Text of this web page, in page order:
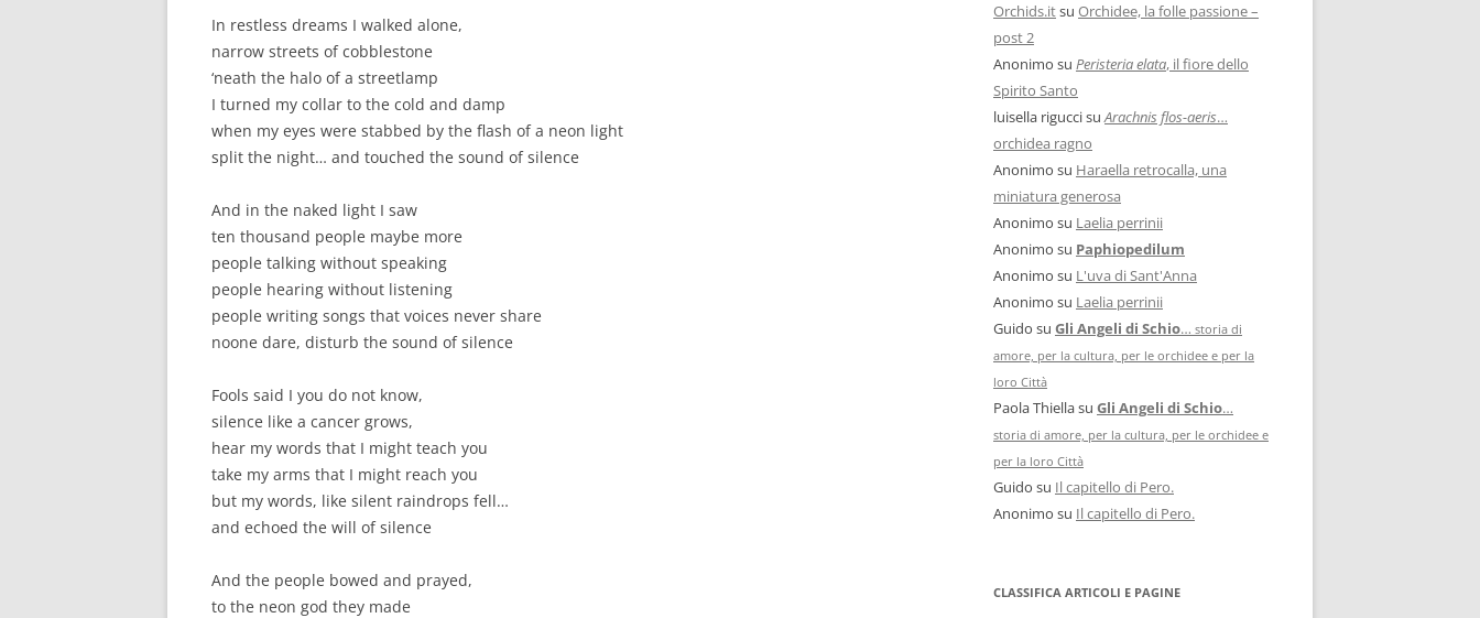
In restless dreams I walked alone,
narrow streets of cobblestone
‘neath the halo of a streetlamp
I turned my collar to the cold and damp
when my eyes were stabbed by the flash of a neon light
split the night… and touched the sound of silence
And in the naked light I saw
ten thousand people maybe more
people talking without speaking
people hearing without listening
people writing songs that voices never share
noone dare, disturb the sound of silence
Fools said I you do not know,
silence like a cancer grows,
hear my words that I might teach you
take my arms that I might reach you
but my words, like silent raindrops fell…
and echoed the will of silence
And the people bowed and prayed,
to the neon god they made
Orchids.itsu Orchidee, la folle passione –
post 2
Anonimo su Peristeria elata, il fiore dello
Spirito Santo
luisella riguccisuArachnis flos-aeris…
orchidea ragno
Anonimo su Haraella retrocalla, una
miniatura generosa
Anonimo su Laelia perrinii
Anonimo su Paphiopedilum
Anonimo su L'uva di Sant'Anna
Anonimo su Laelia perrinii
Guido su Gli Angeli di Schio… storia di
amore, per la cultura, per le orchidee e per la
loro Città
Paola Thiellasu Gli Angeli di Schio…
storia di amore, per la cultura, per le orchidee e
per la loro Città
Guido su Il capitello di Pero.
Anonimo su Il capitello di Pero.
CLASSIFICA ARTICOLI E PAGINE